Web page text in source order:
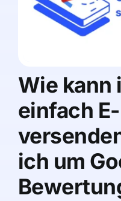
Wie kann
einfach
ich um